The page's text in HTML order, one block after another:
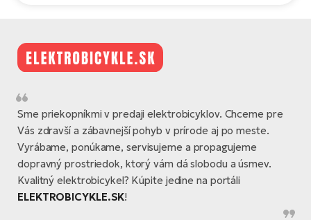
Sme priekopníkmi v predaji elektrobicyklov. Chceme pre
Vás zdravší a zábavnejší pohyb v prírode aj po meste.
Vyrábame, ponúkame, servisujeme a propagujeme
dopravný prostriedok, ktorý vám dá slobodu a úsmev.
Kvalitný elektrobicykel? Kúpite jedine na portáli
ELEKTROBICYKLE.SK!